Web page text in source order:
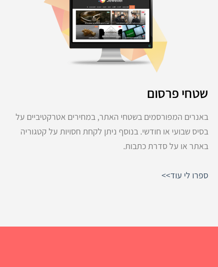
שטחי פרסום
באנרים המפורסמים בשטחי האתר, במחירים אטרקטיביים על
בסיס שבועי או חודשי. בנוסף ניתן לקחת חסויות על קטגוריה
באתר או על סדרת כתבות.
ספרו לי עוד>>